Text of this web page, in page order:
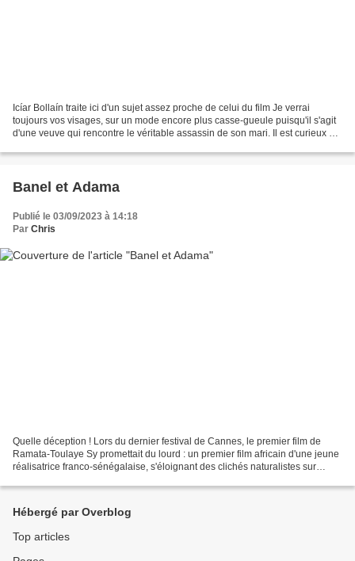
Icíar Bollaín traite ici d'un sujet assez proche de celui du film Je verrai
toujours vos visages, sur un mode encore plus casse-gueule puisqu'il s'agit
d'une veuve qui rencontre le véritable assassin de son mari. Il est curieux de
Banel et Adama
Publié le 03/09/2023 à 14:18
Par Chris
Quelle déception ! Lors du dernier festival de Cannes, le premier film de
Ramata-Toulaye Sy promettait du lourd : un premier film africain d'une jeune
réalisatrice franco-sénégalaise, s'éloignant des clichés naturalistes sur
Hébergé par Overblog
Top articles